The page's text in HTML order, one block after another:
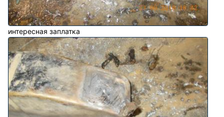
интересная заплатка